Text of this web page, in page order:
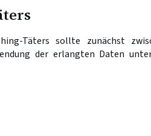
Täters sollte zunächst
der erlangten Daten